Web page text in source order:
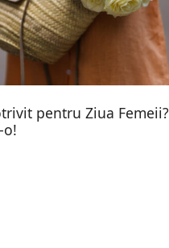
pentru Ziua Femeii?
o!